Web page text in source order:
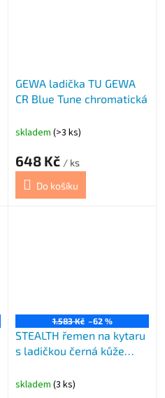
GEWA ladička TU GEWA
CR Blue Tune chromatická
skladem (>3 ks)
648 Kč / ks
Do košíku
1.583 Kč –62 %
STEALTH řemen na kytaru
s ladičkou černá kůže
skladem (3 ks)